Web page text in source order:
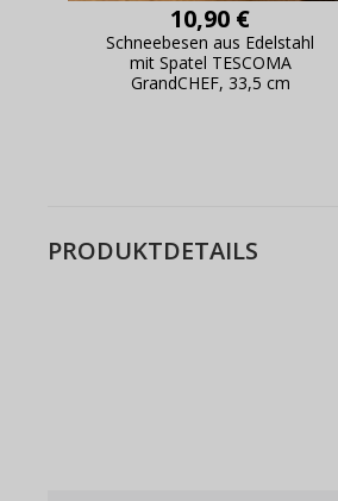
10,90 €
Schneebesen aus Edelstahl
mit Spatel TESCOMA
GrandCHEF, 33,5 cm
PRODUKTDETAILS